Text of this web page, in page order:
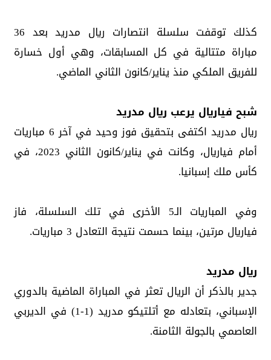
كذلك توقفت سلسلة انتصارات ريال مدريد بعد 36
مباراة متتالية في كل المسابقات، وهي أول خسارة
للفريق الملكي منذ يناير/كانون الثاني الماضي.
شبح فياريال يرعب ريال مدريد
ريال مدريد اكتفى بتحقيق فوز وحيد في آخر 6 مباريات
أمام فياريال، وكانت في يناير/كانون الثاني 2023، في
كأس ملك إسبانيا.
وفي المباريات الـ5 الأخرى في تلك السلسلة، فاز
فياريال مرتين، بينما حسمت نتيجة التعادل 3 مباريات.
ريال مدريد
جدير بالذكر أن الريال تعثر في المباراة الماضية بالدوري
الإسباني، بتعادله مع أتلتيكو مدريد (1-1) في الديربي
العاصمي بالجولة الثامنة.